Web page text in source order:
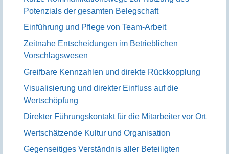
Potenzials der gesamten Belegschaft
Einführung und Pflege von Team-Arbeit
Zeitnahe Entscheidungen im Betrieblichen
Vorschlagswesen
Greifbare Kennzahlen und direkte Rückkopplung
Visualisierung und direkter Einfluss auf die
Wertschöpfung
Direkter Führungskontakt für die Mitarbeiter vor Ort
Wertschätzende Kultur und Organisation
Gegenseitiges Verständnis aller Beteiligten